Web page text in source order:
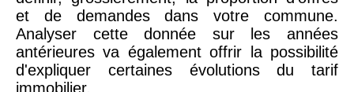
et de demandes dans votre commune.
Analyser cette donnée sur les années
antérieures va également offrir la possibilité
d'expliquer certaines évolutions du tarif
immobilier.